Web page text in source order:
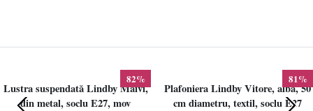
82%
Lustra suspendată Lindby Maivi,
din metal, soclu E27, mov
81%
Plafoniera Lindby Vitore, alba, 50
cm diametru, textil, soclu E27